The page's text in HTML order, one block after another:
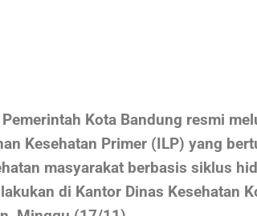
Pemerintah Kota Bandung resmi
Kesehatan Primer (ILP) yang
masyarakat berbasis siklus
di Kantor Dinas Kesehatan